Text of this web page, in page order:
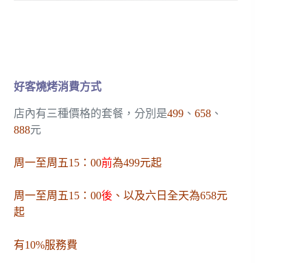
好客燒烤消費方式
店內有三種價格的套餐，分別是499 、 658 、
888元
周一至周五15：00前為499元起
周一至周五15：00後 、以及六日全天為658元
起
有10%服務費